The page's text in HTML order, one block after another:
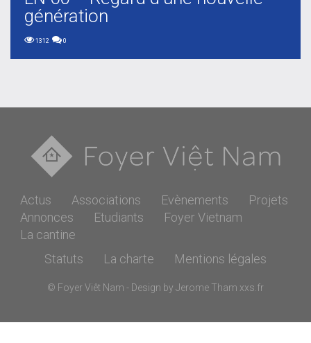
génération
1312 0
Actus Associations Evènements
Projets
Annonces
Etudiants
Foyer Vietnam
La cantine
Statuts
La charte Mentions légales
© Foyer Viêt Nam - Design by Jerome Tham xxs.fr